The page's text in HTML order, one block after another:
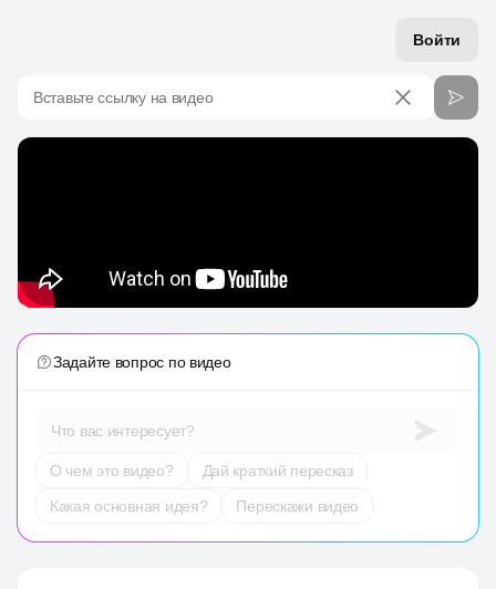
Войти
Вставьте ссылку на видео
Задайте вопрос по видео
Что вас интересует?
О чем это видео?
Дай краткий пересказ
Какая основная идея?
Перескажи видео